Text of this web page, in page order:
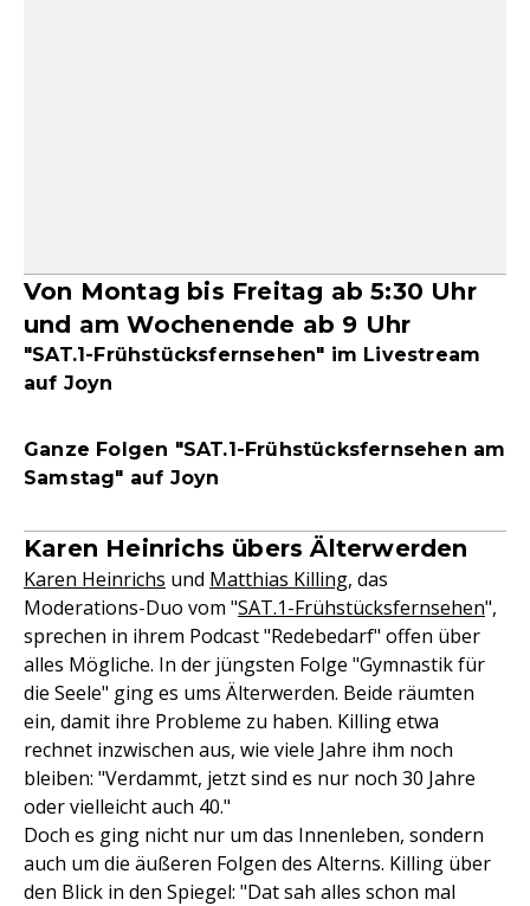
Von Montag bis Freitag ab 5:30 Uhr
und am Wochenende ab 9 Uhr
"SAT.1-Frühstücksfernsehen" im Livestream
auf Joyn
Ganze Folgen "SAT.1-Frühstücksfernsehen am
Samstag" auf Joyn
Karen Heinrichs übers Älterwerden
Karen Heinrichs und Matthias Killing, das
Moderations-Duo vom "SAT.1-Frühstücksfernsehen",
sprechen in ihrem Podcast "Redebedarf" offen über
alles Mögliche. In der jüngsten Folge "Gymnastik für
die Seele" ging es ums Älterwerden. Beide räumten
ein, damit ihre Probleme zu haben. Killing etwa
rechnet inzwischen aus, wie viele Jahre ihm noch
bleiben: "Verdammt, jetzt sind es nur noch 30 Jahre
oder vielleicht auch 40."
Doch es ging nicht nur um das Innenleben, sondern
auch um die äußeren Folgen des Alterns. Killing über
den Blick in den Spiegel: "Dat sah alles schon mal